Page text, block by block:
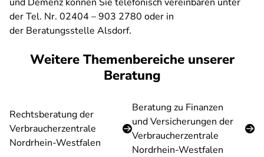
der Tel. Nr. 02404 – 903 2780 oder in
der Beratungsstelle Alsdorf.
Weitere Themenbereiche unserer
Beratung
Rechtsberatung der
Verbraucherzentrale
Nordrhein-Westfalen
Beratung zu Finanzen
und Versicherungen der
Verbraucherzentrale
Nordrhein-Westfalen